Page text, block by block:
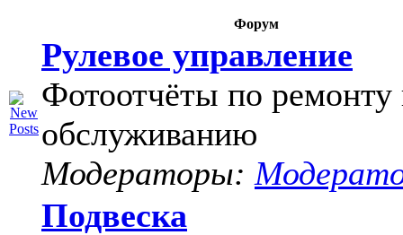
Форум
Рулевое управление
Фотоотчёты по ремонту
обслуживанию
Модераторы:
Подвеска